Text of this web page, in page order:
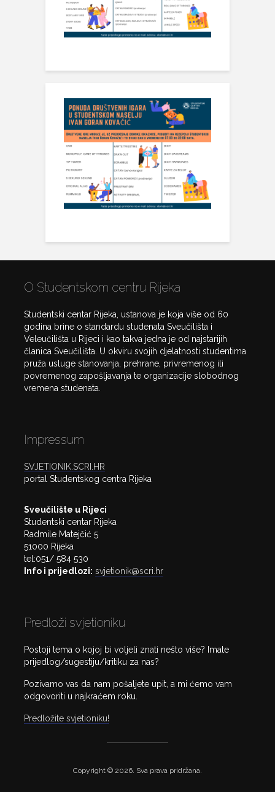
O Studentskom centru Rijeka
Studentski centar Rijeka, ustanova je koja više od 60
godina brine o standardu studenata Sveučilišta i
Veleučilišta u Rijeci i kao takva jedna je od najstarijih
članica Sveučilišta. U okviru svojih djelatnosti studentima
pruža usluge stanovanja, prehrane, privremenog ili
povremenog zapošljavanja te organizacije slobodnog
vremena studenata.
Impressum
SVJETIONIK.SCRI.HR
portal Studentskog centra Rijeka
Sveučilište u Rijeci
Studentski centar Rijeka
Radmile Matejčić 5
51000 Rijeka
tel:051/ 584 530
Info i prijedlozi: svjetionik@scri.hr
Predloži svjetioniku
Postoji tema o kojoj bi voljeli znati nešto više? Imate
prijedlog/sugestiju/kritiku za nas?
Pozivamo vas da nam pošaljete upit, a mi ćemo vam
odgovoriti u najkraćem roku.
Predložite svjetioniku!
Copyright © 2026. Sva prava pridržana.